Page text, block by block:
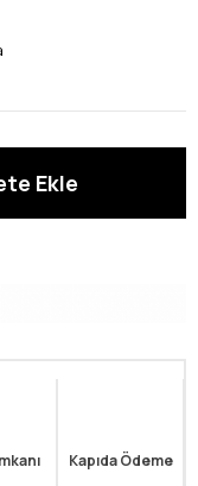
Kapıda Ödeme